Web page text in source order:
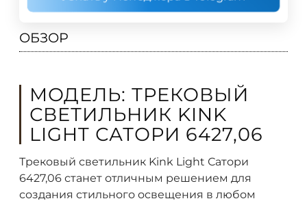
ОБЗОР
МОДЕЛЬ: ТРЕКОВЫЙ
СВЕТИЛЬНИК KINK
LIGHT САТОРИ 6427,06
Трековый светильник Kink Light Сатори
6427,06 станет отличным решением для
создания стильного освещения в любом